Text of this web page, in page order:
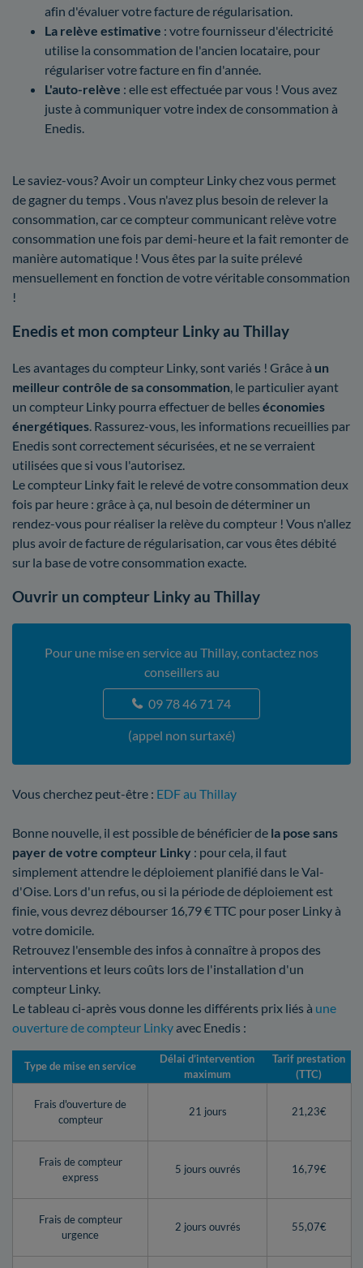
afin d'évaluer votre facture de régularisation.
La relève estimative : votre fournisseur d'électricité
utilise la consommation de l'ancien locataire, pour
régulariser votre facture en fin d'année.
L'auto-relève : elle est effectuée par vous ! Vous avez
juste à communiquer votre index de consommation à
Enedis.
Le saviez-vous? Avoir un compteur Linky chez vous permet
de gagner du temps . Vous n'avez plus besoin de relever la
consommation, car ce compteur communicant relève votre
consommation une fois par demi-heure et la fait remonter de
manière automatique ! Vous êtes par la suite prélevé
mensuellement en fonction de votre véritable consommation
!
Enedis et mon compteur Linky au Thillay
Les avantages du compteur Linky, sont variés ! Grâce à un
meilleur contrôle de sa consommation , le particulier ayant
un compteur Linky pourra effectuer de belles économies
énergétiques . Rassurez-vous, les informations recueillies par
Enedis sont correctement sécurisées, et ne se verraient
utilisées que si vous l'autorisez.
Le compteur Linky fait le relevé de votre consommation deux
fois par heure : grâce à ça, nul besoin de déterminer un
rendez-vous pour réaliser la relève du compteur ! Vous n'allez
plus avoir de facture de régularisation, car vous êtes débité
sur la base de votre consommation exacte.
Ouvrir un compteur Linky au Thillay
Pour une mise en service au Thillay, contactez nos
conseillers au
09 78 46 71 74
(appel non surtaxé)
Vous cherchez peut-être : EDF au Thillay
Bonne nouvelle, il est possible de bénéficier de la pose sans
payer de votre compteur Linky : pour cela, il faut
simplement attendre le déploiement planifié dans le Val-
d'Oise. Lors d'un refus, ou si la période de déploiement est
finie, vous devrez débourser 16,79 € TTC pour poser Linky à
votre domicile.
Retrouvez l'ensemble des infos à connaître à propos des
interventions et leurs coûts lors de l'installation d'un
compteur Linky.
Le tableau ci-après vous donne les différents prix liés à une
ouverture de compteur Linkyavec Enedis :
Type de mise en service
Délai d’intervention
maximum
Tarif prestation
(TTC)
Frais d'ouverture de
compteur
21 jours 21,23€
Frais de compteur
express
5 jours ouvrés 16,79€
Frais de compteur
urgence
2 jours ouvrés 55,07€